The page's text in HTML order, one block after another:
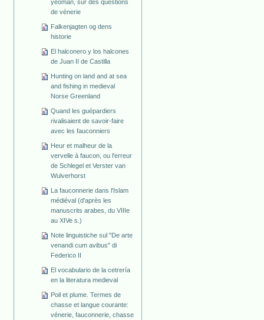
yeoman, sur des questions
de vénerie
Falkenjagten og dens
historie
El halconero y los halcones
de Juan II de Castilla
Hunting on land and at sea
and fishing in medieval
Norse Greenland
Quand les guépardiers
rivalisaient de savoir-faire
avec les fauconniers
Heur et malheur de la
vervelle à faucon, ou l'erreur
de Schlegel et Verster van
Wulverhorst
La fauconnerie dans l'Islam
médiéval (d'après les
manuscrits arabes, du VIIIe
au XIVe s.)
Note linguistiche sul "De arte
venandi cum avibus" di
Federico II
El vocabulario de la cetrería
en la literatura medieval
Poil et plume. Termes de
chasse et langue courante:
vénerie, fauconnerie, chasse